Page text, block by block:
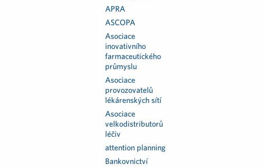
APRA
ASCOPA
Asociace
inovativního
farmaceutického
průmyslu
Asociace
provozovatelů
lékárenských sítí
Asociace
velkodistributorů
léčiv
attention planning
Bankovnictví